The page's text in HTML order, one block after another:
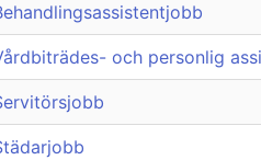
och personlig